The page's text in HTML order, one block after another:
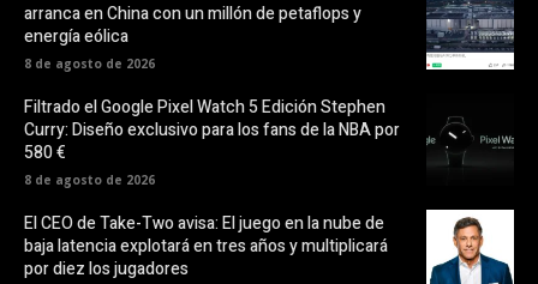
arranca en China con un millón de petaflops y
energía eólica
8 de agosto de 2026
Filtrado el Google Pixel Watch 5 Edición Stephen
Curry: Diseño exclusivo para los fans de la NBA por
580 €
8 de agosto de 2026
El CEO de Take-Two avisa: El juego en la nube de
baja latencia explotará en tres años y multiplicará
por diez los jugadores